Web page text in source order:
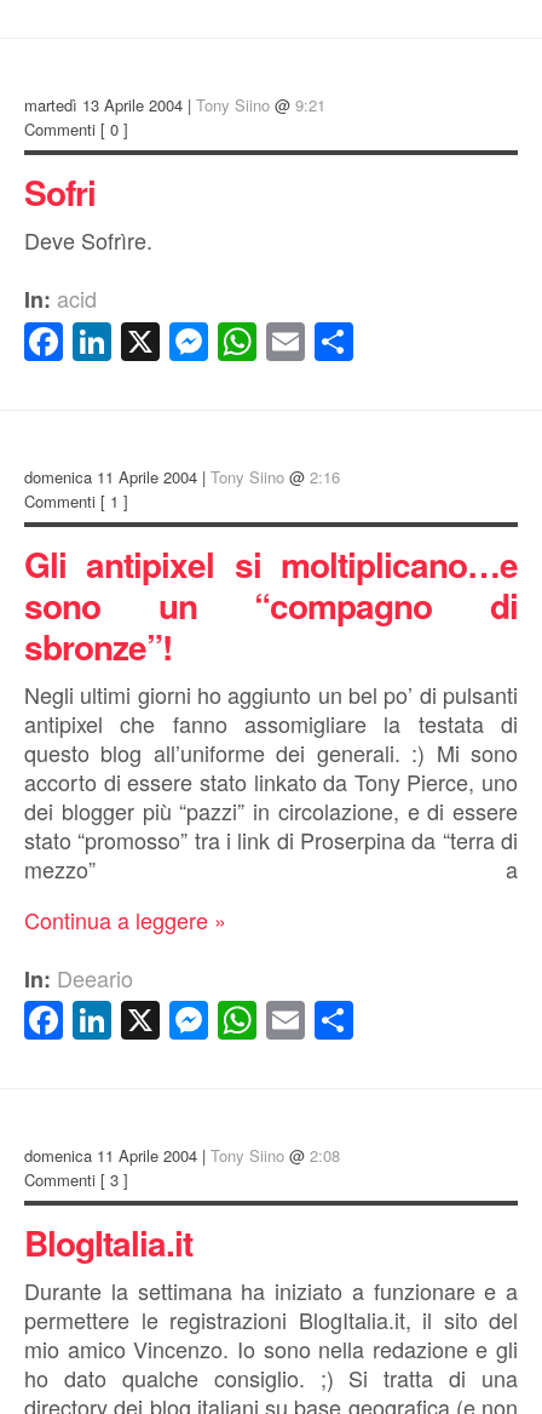
martedì 13 Aprile 2004 | Tony Siino @ 9:21
Commenti [ 0 ]
Sofri
Deve Sofrìre.
In: acid
Facebook
LinkedIn
X Messenger
WhatsApp
Email
domenica 11 Aprile 2004 | Tony Siino @ 2:16
Commenti [ 1 ]
Gli antipixel si moltiplicano…e
sono un “compagno di
sbronze”!
Negli ultimi giorni ho aggiunto un bel po’ di pulsanti
antipixel che fanno assomigliare la testata di
questo blog all’uniforme dei generali. :) Mi sono
accorto di essere stato linkato da Tony Pierce, uno
dei blogger più “pazzi” in circolazione, e di essere
stato “promosso” tra i link di Proserpina da “terra di
mezzo” a
Continua a leggere »
In: Deeario
Facebook
LinkedIn
X Messenger
WhatsApp
Email
domenica 11 Aprile 2004 | Tony Siino @ 2:08
Commenti [ 3 ]
BlogItalia.it
Durante la settimana ha iniziato a funzionare e a
permettere le registrazioni BlogItalia.it, il sito del
mio amico Vincenzo. Io sono nella redazione e gli
ho dato qualche consiglio. ;) Si tratta di una
directory dei blog italiani su base geografica (e non